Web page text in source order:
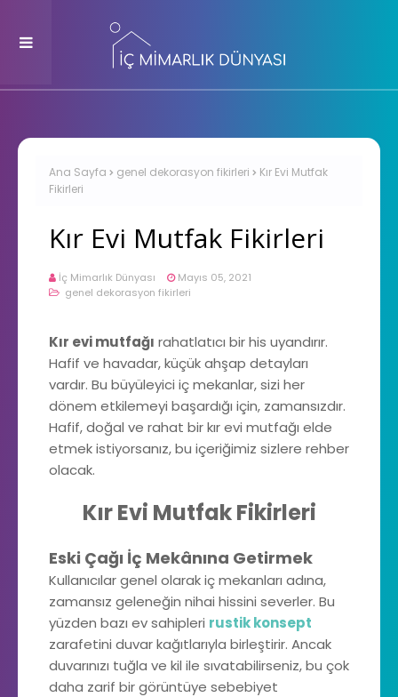
Ana Sayfa genel dekorasyon fikirleri
Kır Evi Mutfak
Fikirleri
Kır Evi Mutfak Fikirleri
İç Mimarlık Dünyası
Mayıs 05, 2021
genel dekorasyon fikirleri
Kır evi mutfağı rahatlatıcı bir his uyandırır.
Hafif ve havadar, küçük ahşap detayları
vardır. Bu büyüleyici iç mekanlar, sizi her
dönem etkilemeyi başardığı için, zamansızdır.
Hafif, doğal ve rahat bir kır evi mutfağı elde
etmek istiyorsanız, bu içeriğimiz sizlere rehber
olacak.
Kır Evi Mutfak Fikirleri
Eski Çağı İç Mekânına Getirmek
Kullanıcılar genel olarak iç mekanları adına,
zamansız geleneğin nihai hissini severler. Bu
yüzden bazı ev sahipleri rustik konsept
zarafetini duvar kağıtlarıyla birleştirir. Ancak
duvarınızı tuğla ve kil ile sıvatabilirseniz, bu çok
daha zarif bir görüntüye sebebiyet